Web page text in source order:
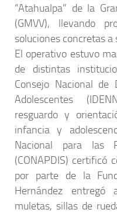
“Atahualpa” de la
(GMVV), llevando
soluciones concretas a
El operativo estuvo
de distintas
Consejo Nacional
Adolescentes
resguardo y
infancia y
Nacional para las
(CONAPDIS) certificó
por parte de la
Hernández entregó
muletas, sillas de